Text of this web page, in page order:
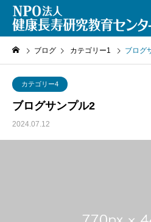
ブログ カテゴリー1 ブログ
カテゴリー4
ブログサンプル2
2024.07.12